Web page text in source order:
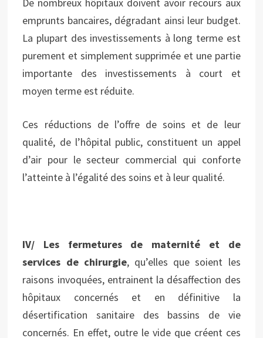
emprunts bancaires, dégradant ainsi leur budget.
La plupart des investissements à long terme est
purement et simplement supprimée et une partie
importante des investissements à court et
moyen terme est réduite.
Ces réductions de l’offre de soins et de leur
qualité, de l’hôpital public, constituent un appel
d’air pour le secteur commercial qui conforte
l’atteinte à l’égalité des soins et à leur qualité.
IV/ Les fermetures de maternité et de
services de chirurgie, qu’elles que soient les
raisons invoquées, entrainent la désaffection des
hôpitaux concernés et en définitive la
désertification sanitaire des bassins de vie
concernés. En effet, outre le vide que créent ces